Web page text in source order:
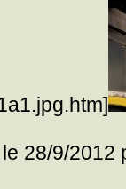
28/9/2012